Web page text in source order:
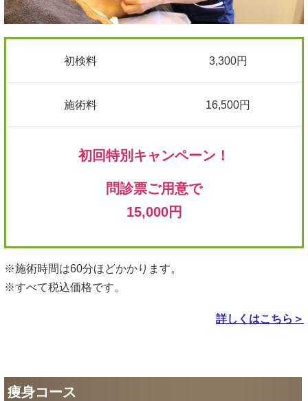
初検料 3,300円
施術料 16,500円
初回特別キャンペーン！
問診票ご用意で
15,000円
※施術時間は60分ほどかかります。
※すべて税込価格です。
詳しくはこちら＞
痩身コース